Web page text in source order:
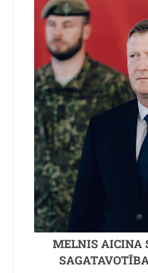
MELNIS AICINA